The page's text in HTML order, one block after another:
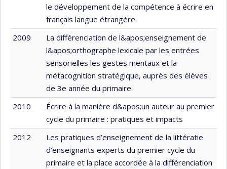
le développement de la compétence à écrire en
français langue étrangère
2009
La différenciation de l&apos;enseignement de
l&apos;orthographe lexicale par les entrées
sensorielles les gestes mentaux et la
métacognition stratégique, auprès des élèves
de 3e année du primaire
2010
Écrire à la manière d&apos;un auteur au premier
cycle du primaire : pratiques et impacts
2012
Les pratiques d’enseignement de la littératie
d’enseignants experts du premier cycle du
primaire et la place accordée à la différenciation